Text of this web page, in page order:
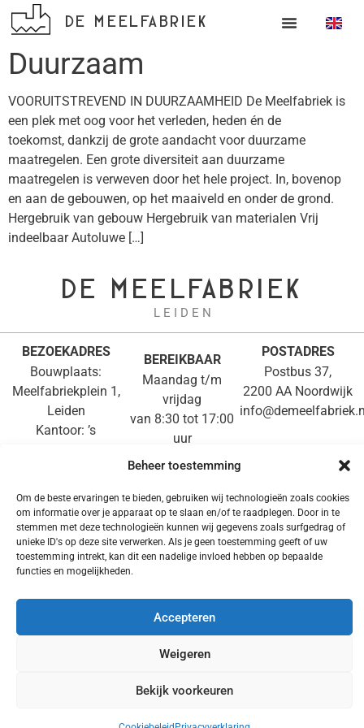
Beheer toestemming
Om de beste ervaringen te bieden, gebruiken wij technologieën zoals cookies
om informatie over je apparaat op te slaan en/of te raadplegen. Door in te
stemmen met deze technologieën kunnen wij gegevens zoals surfgedrag of
unieke ID's op deze site verwerken. Als je geen toestemming geeft of uw
toestemming intrekt, kan dit een nadelige invloed hebben op bepaalde
functies en mogelijkheden.
Accepteren
Weigeren
Bekijk voorkeuren
DE MEELFABRIEK
Duurzaam
VOORUITSTREVEND IN DUURZAAMHEID De Meelfabriek is
een plek met oog voor het verleden, heden én de
toekomst, dankzij de grote aandacht voor duurzame
maatregelen. Een grote diversiteit aan duurzame
maatregelen is verweven door het hele project. In, bovenop
en aan de gebouwen, op het maaiveld en onder de grond.
Hergebruik van gebouw Hergebruik van materialen Vrij
indeelbaar Autoluwe […]
DE MEELFABRIEK
L E I D E N
BEZOEKADRES
Bouwplaats:
Meelfabriekplein 1,
Leiden
Kantoor: ’s
BEREIKBAAR
Maandag t/m
vrijdag
van 8:30 tot 17:00
uur
071-3610714
POSTADRES
Postbus 37,
2200 AA Noordwijk
DISCLAIMER|PRIVACY|PERSKIT|COOKIE
POLICY
Made by De Meelfabriek © All rights reserved